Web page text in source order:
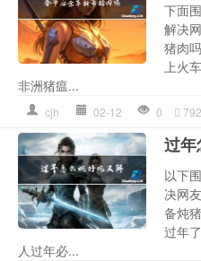
下面
解决
猪肉
上火
非洲猪瘟...
cjh 02-12 0 792
过
以下
决网
备炖
过年
人过年必...